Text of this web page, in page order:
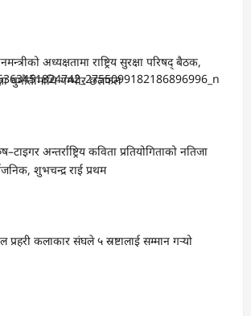
अध्यक्षतामा राष्ट्रिय सुरक्षा परिषद् बैठक,
चुनौतीमाथि गम्भीर छलफल
अन्तर्राष्ट्रिय कविता प्रतियोगिताको नतिजा
शुभचन्द्र राई प्रथम
प्रहरी कलाकार संघले ५ स्रष्टालाई सम्मान गर्‍यो